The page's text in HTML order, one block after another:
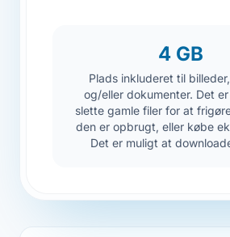
4 GB
Plads inkluderet til
og/eller dokumenter. Det
slette gamle filer for at
den er opbrugt, eller købe
Det er muligt at